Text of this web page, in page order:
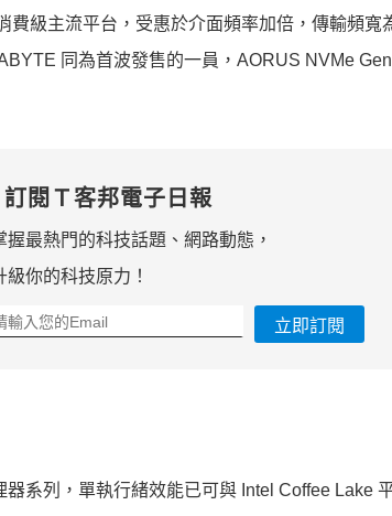
費級主流平台，受惠於介面頻率加倍，傳輸頻寬
同為首波發售的一員，AORUS NVMe
訂閱Ｔ客邦電子日報
握最熱門的科技話題、網路動態，
級你的科技原力！
立即訂閱
系列，單執行緒效能已可與 Intel Coffee Lake